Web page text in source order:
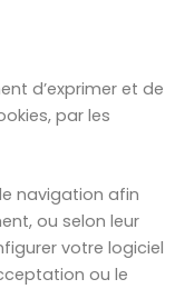
d’exprimer et de
par les
navigation afin
ou selon leur
votre logiciel
ou le